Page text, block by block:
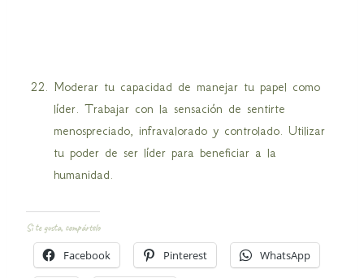
Moderar tu capacidad de manejar tu papel como
líder. Trabajar con la sensación de sentirte
menospreciado, infravalorado y controlado. Utilizar
tu poder de ser líder para beneficiar a la
humanidad.
Si te gusta, compártelo
Facebook Pinterest WhatsApp